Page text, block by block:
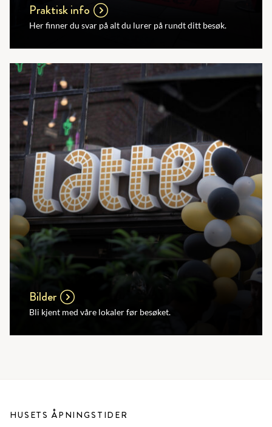
Praktisk info
Her finner du svar på alt du lurer på rundt ditt besøk.
Bilder
Bli kjent med våre lokaler før besøket.
HUSETS ÅPNINGSTIDER